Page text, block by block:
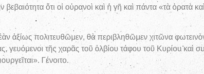
ὅτι οἱ οὐρανοὶ καὶ ἡ γῆ καὶ πάντα «τὰ ὁρατὰ
ἀξίως πολιτευθῶμεν, θὰ περιβληθῶμεν χιτῶνα
γευόμενοι τῆς χαρᾶς τοῦ ὀλβίου τάφου τοῦ Κυρίου καὶ
Γένοιτο.